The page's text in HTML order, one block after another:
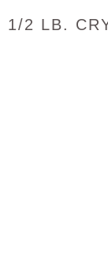
1/2 LB.